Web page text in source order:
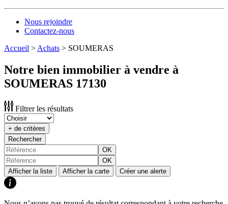
Nous rejoindre
Contactez-nous
Accueil > Achats > SOUMERAS
Notre bien immobilier à vendre à
SOUMERAS 17130
Filtrer les résultats
+ de critères
Rechercher
OK
OK
Afficher la liste
Afficher la carte Créer une alerte